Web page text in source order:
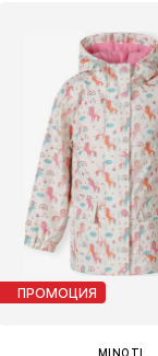
ПРОМОЦИЯ
MINOTI